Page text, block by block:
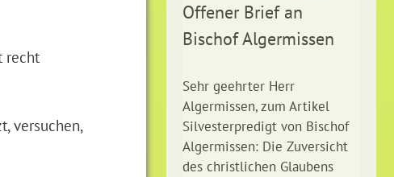
recht
versuchen,
Offener Brief an
Bischof Algermissen
Sehr geehrter Herr
Algermissen, zum Artikel
Silvesterpredigt von Bischof
Algermissen: Die Zuversicht
des christlichen Glaubens